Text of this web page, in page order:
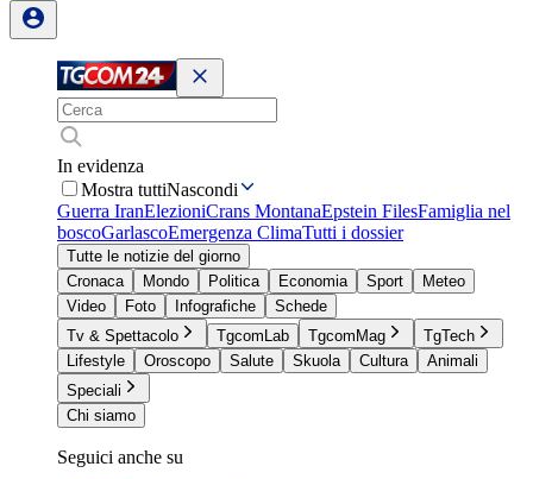
In evidenza
Mostra tuttiNascondi
Guerra IranElezioniCrans MontanaEpstein FilesFamiglia nel
boscoGarlascoEmergenza ClimaTutti i dossier
Tutte le notizie del giorno
Cronaca
Mondo Politica Economia Sport
Meteo
Video
Foto Infografiche
Schede
Tv & Spettacolo
TgcomLab TgcomMag
TgTech
Lifestyle
Oroscopo Salute Skuola Cultura
Animali
Speciali
Chi siamo
Seguici anche su